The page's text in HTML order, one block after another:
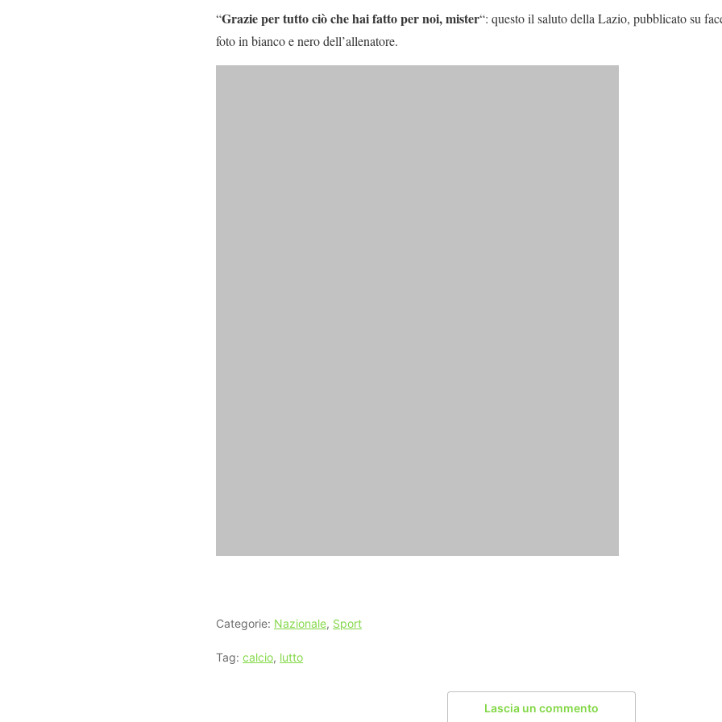
“Grazie per tutto ciò che hai fatto per noi, mister“: questo il saluto della Lazio, pubblicato su
foto in bianco e nero dell’allenatore.
Categorie: Nazionale, Sport
Tag: calcio, lutto
Lascia un commento